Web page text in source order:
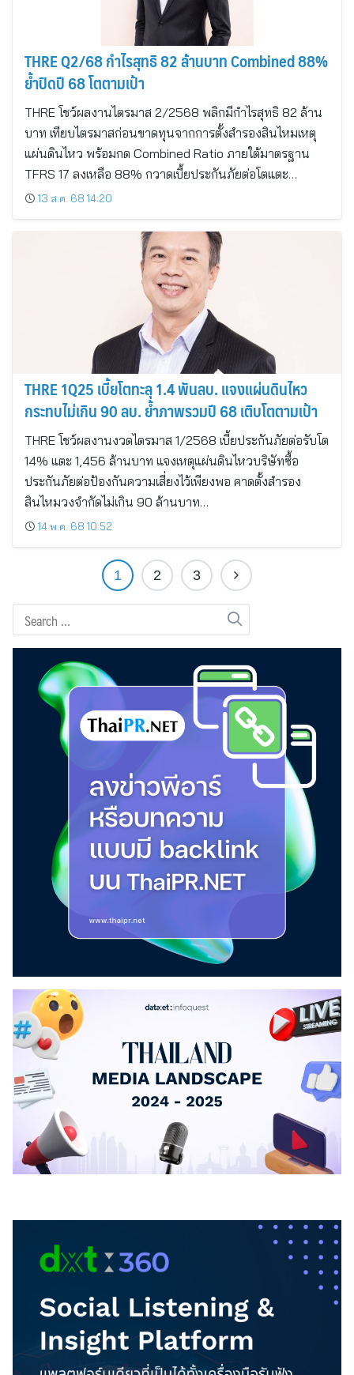
THRE Q2/68 กำไรสุทธิ 82 ล้านบาท Combined 88%
ย้ำปิดปี 68 โตตามเป้า
THRE โชว์ผลงานไตรมาส 2/2568 พลิกมีกำไรสุทธิ 82 ล้าน
บาท เทียบไตรมาสก่อนขาดทุนจากการตั้งสำรองสินไหมเหตุ
แผ่นดินไหว พร้อมกด Combined Ratio ภายใต้มาตรฐาน
TFRS 17 ลงเหลือ 88% กวาดเบี้ยประกันภัยต่อโตแตะ…
13 ส.ค. 68 14:20
THRE 1Q25 เบี้ยโตทะลุ 1.4 พันลบ. แจงแผ่นดินไหว
กระทบไม่เกิน 90 ลบ. ย้ำภาพรวมปี 68 เติบโตตามเป้า
THRE โชว์ผลงานงวดไตรมาส 1/2568 เบี้ยประกันภัยต่อรับโต
14% แตะ 1,456 ล้านบาท แจงเหตุแผ่นดินไหวบริษัทซื้อ
ประกันภัยต่อป้องกันความเสี่ยงไว้เพียงพอ คาดตั้งสำรอง
สินไหมวงจำกัดไม่เกิน 90 ล้านบาท…
14 พ.ค. 68 10:52
1 2 3